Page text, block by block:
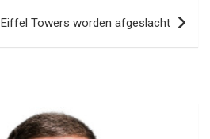
Eiffel Towers worden afgeslacht